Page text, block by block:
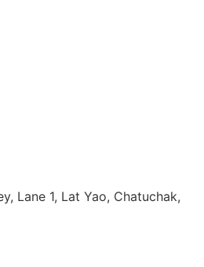
Lane 1, Lat Yao, Chatuchak,